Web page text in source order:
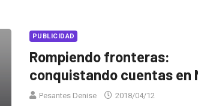
PUBLICIDAD
Rompiendo fronteras:
conquistando cuentas en
Pesantes Denise 2018/04/12